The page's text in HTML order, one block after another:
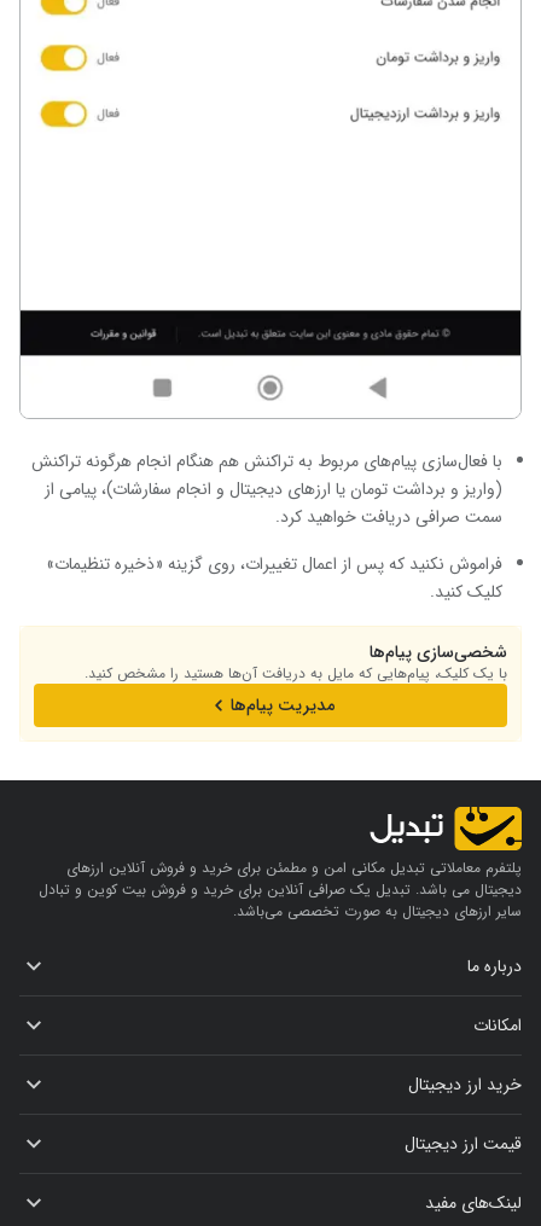
با فعال‌سازی پیام‌های مربوط به تراکنش هم هنگام انجام هرگونه تراکنش
(واریز و برداشت تومان یا ارزهای دیجیتال و انجام سفارشات)، پیامی از
سمت صرافی دریافت خواهید کرد.
فراموش نکنید که پس از اعمال تغییرات، روی گزینه «ذخیره تنظیمات»
کلیک کنید.
شخصی‌سازی پیام‌ها
با یک کلیک، پیام‌هایی که مایل به دریافت آن‌ها هستید را مشخص کنید.
مدیریت پیام‌ها
پلتفرم معاملاتی تبدیل مکانی امن و مطمئن برای خرید و فروش آنلاین ارز‌های
دیجیتال می باشد. تبدیل یک صرافی آنلاین برای خرید و فروش بیت کوین و تبادل
سایر ارزهای دیجیتال به صورت تخصصی می‌باشد.
درباره ما
امکانات
خرید ارز دیجیتال
قیمت ارز دیجیتال
لینک‌های مفید